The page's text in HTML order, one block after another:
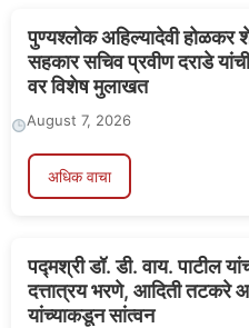
पुण्यश्लोक अहिल्यादेवी होळकर
सहकार सचिव प्रवीण दराडे
वर विशेष मुलाखत
August 7, 2026
अधिक वाचा
पद्मश्री डॉ. डी. वाय. पाटील
दत्तात्रय भरणे, आदिती तटकरे
यांच्याकडून सांत्वन